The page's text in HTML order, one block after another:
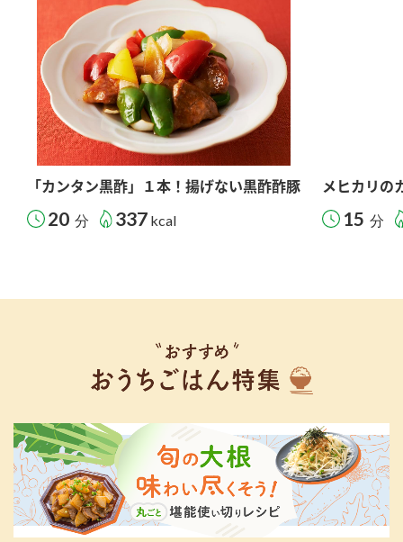
「カンタン黒酢」１本！揚げない黒酢酢豚
20 分 337 kcal
メヒカリの
15 分